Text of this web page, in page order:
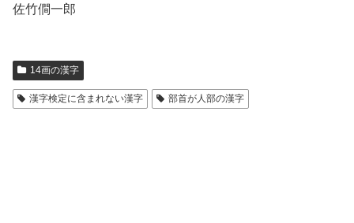
佐竹僴一郎
14画の漢字
漢字検定に含まれない漢字 部首が人部の漢字